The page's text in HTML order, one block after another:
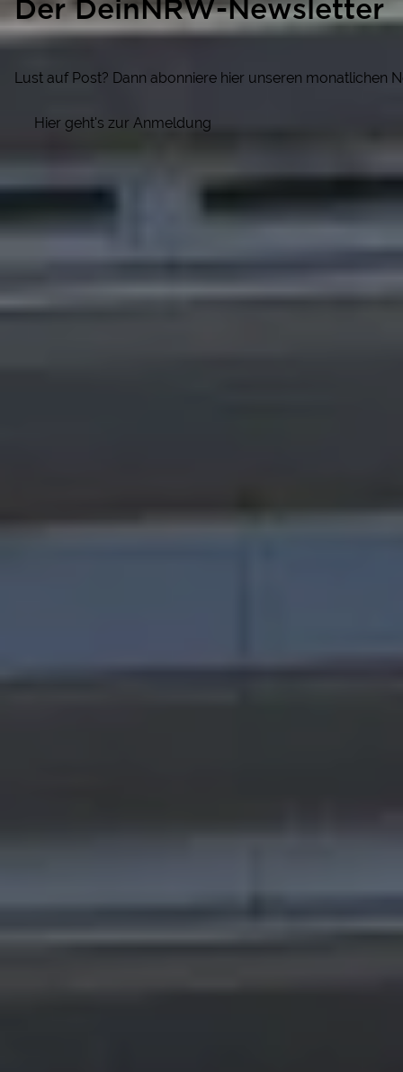
Der DeinNRW-Newsletter
Lust auf Post? Dann abonniere hier unseren
Hier geht's zur Anmeldung